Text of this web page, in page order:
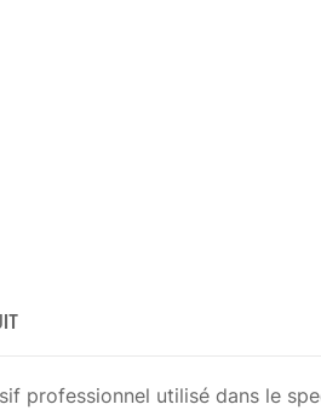
professionnel utilisé dans le